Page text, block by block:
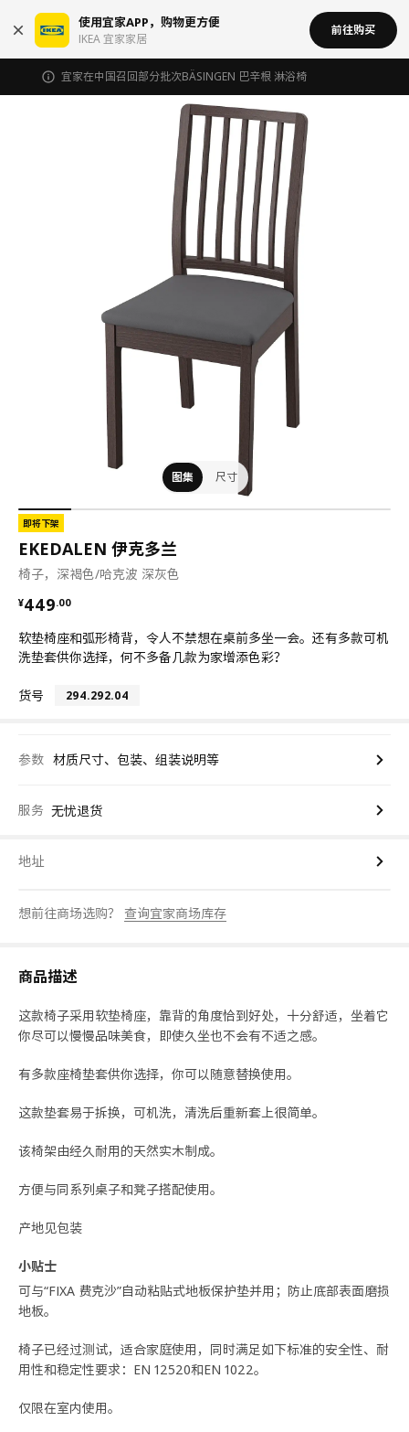
使用宜家APP，购物更方便
IKEA 宜家家居
前往购买
宜家在中国召回部分批次BÄSINGEN 巴辛根 淋浴椅
图集 尺寸
即将下架
EKEDALEN 伊克多兰
椅子，深褐色/哈克波 深灰色
¥449.00
¥ 449.00
软垫椅座和弧形椅背，令人不禁想在桌前多坐一会。还有多款可机
洗垫套供你选择，何不多备几款为家增添色彩？
货号 294.292.04
参数 材质尺寸、包装、组装说明等
服务 无忧退货
地址
想前往商场选购？ 查询宜家商场库存
商品描述
这款椅子采用软垫椅座，靠背的角度恰到好处，十分舒适，坐着它
你尽可以慢慢品味美食，即使久坐也不会有不适之感。
有多款座椅垫套供你选择，你可以随意替换使用。
这款垫套易于拆换，可机洗，清洗后重新套上很简单。
该椅架由经久耐用的天然实木制成。
方便与同系列桌子和凳子搭配使用。
产地见包装
小贴士
可与“FIXA 费克沙”自动粘贴式地板保护垫并用；防止底部表面磨损
地板。
椅子已经过测试，适合家庭使用，同时满足如下标准的安全性、耐
用性和稳定性要求：EN 12520和EN 1022。
仅限在室内使用。